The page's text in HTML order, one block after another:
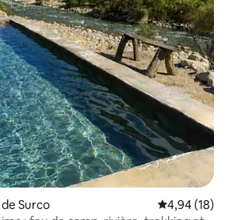
Surco Évaluation
4,94 (18)